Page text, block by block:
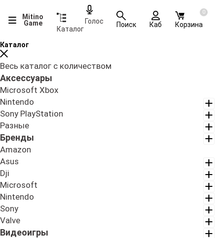
Mitino
Game
Каталог
Голос Поиск Каб
0
Корзина
Каталог
Весь каталог с количеством
Аксессуары
Microsoft Xbox
Nintendo
Sony PlayStation
Разные
Бренды
Amazon
Asus
Dji
Microsoft
Nintendo
Sony
Valve
Видеоигры